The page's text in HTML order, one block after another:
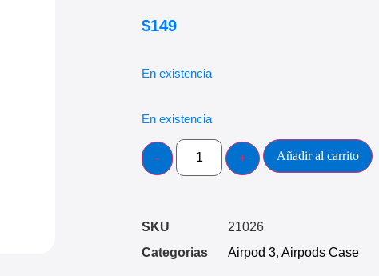
$149
En existencia
En existencia
Añadir al carrito
SKU
21026
Categorias
Airpod 3, Airpods Case